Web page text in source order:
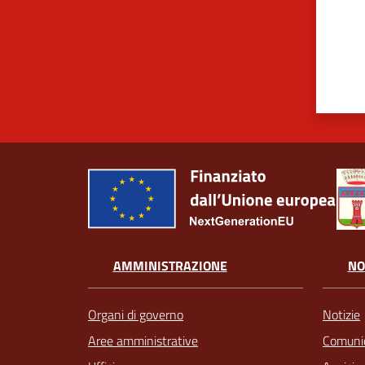
AMMINISTRAZIONE
Organi di governo
Aree amministrative
Notizie